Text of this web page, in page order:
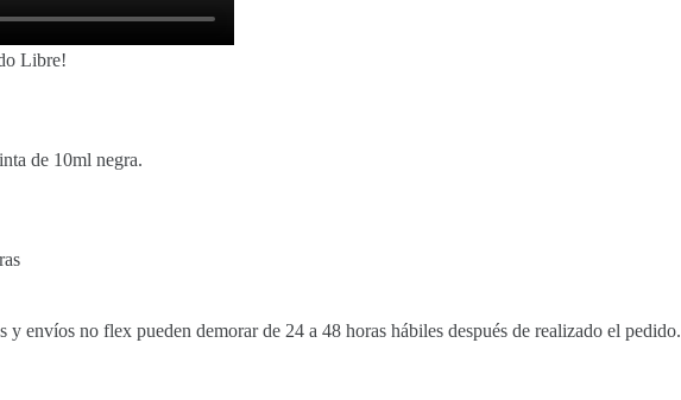
Libre!
de 10ml negra.
y envíos no flex pueden demorar de 24 a 48 horas hábiles después de realizado el pedido.